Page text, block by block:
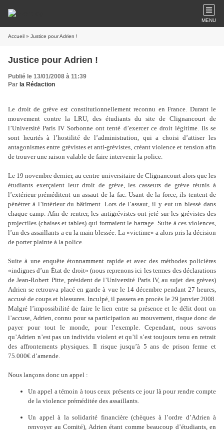
MENU
Accueil » Justice pour Adrien !
Justice pour Adrien !
Publié le 13/01/2008 à 11:39
Par la Rédaction
Le droit de grève est constitutionnellement reconnu en France. Durant le
mouvement contre la LRU, des étudiants du site de Clignancourt de
l’Université Paris IV Sorbonne ont tenté d’exercer ce droit légitime. Ils se
sont heurtés à l’hostilité de l’administration, qui a choisi d’attiser les
antagonismes entre grévistes et anti-grévistes, créant violence et tension afin
de trouver une raison valable de faire intervenir la police.
Le 19 novembre dernier, au centre universitaire de Clignancourt alors que les
étudiants exerçaient leur droit de grève, les casseurs de grève réunis à
l’extérieur préméditent un assaut de la fac. Usant de la force, ils tentent de
pénétrer à l’intérieur du bâtiment. Lors de l’assaut, il y eut un blessé dans
chaque camp. Afin de rentrer, les antigrévistes ont jeté sur les grévistes des
projectiles (chaises et tables) qui formaient le barrage. Suite à ces violences,
l’un des assaillants a eu la main blessée. La «victime» a alors pris la décision
de porter plainte à la police.
Suite à une enquête étonnamment rapide et avec des méthodes policières
«indignes d’un État de droit» (nous reprenons ici les termes des déclarations
de Jean-Robert Pitte, président de l’Université Paris IV, au sujet des grèves)
Adrien se retrouva placé en garde à vue le 14 décembre pendant 27 heures,
accusé de coups et blessures. Inculpé, il passera en procès le 29 janvier 2008.
Malgré l’impossibilité de faire le lien entre sa présence et le délit dont on
l’accuse, Adrien, connu pour sa participation au mouvement, risque donc de
payer pour tout le monde, pour l’exemple. Cependant, nous savons
qu’Adrien n’est pas un individu violent et qu’il s’est toujours tenu en retrait
des affrontements physiques. Il risque jusqu’à 5 ans de prison ferme et
75.000€ d’amende.
Nous lançons donc un appel :
Un appel a témoin à tous ceux présents ce jour là pour rendre compte
de la violence préméditée des assaillants.
Un appel à la solidarité financière (chèques à l’ordre d’Adrien à
renvoyer au Comité), Adrien étant comme beaucoup d’étudiants, en